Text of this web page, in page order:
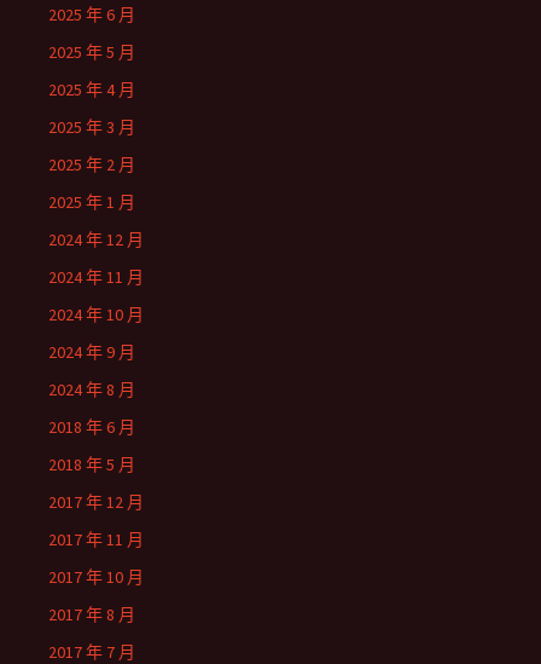
2025 年 6 月
2025 年 5 月
2025 年 4 月
2025 年 3 月
2025 年 2 月
2025 年 1 月
2024 年 12 月
2024 年 11 月
2024 年 10 月
2024 年 9 月
2024 年 8 月
2018 年 6 月
2018 年 5 月
2017 年 12 月
2017 年 11 月
2017 年 10 月
2017 年 8 月
2017 年 7 月